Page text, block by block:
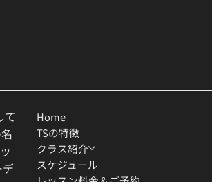
て
Home
TSの特徴
クラス紹介
スケジュール